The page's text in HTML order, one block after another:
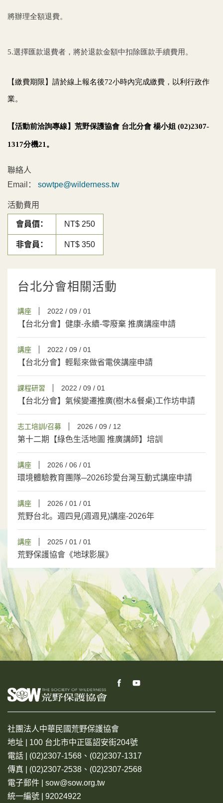
將辦理全額退費。
5.選擇匯款退費者，將於退款金額中扣除匯款手續費用。
【繳費期限】請於線上報名後72小時內完成繳費，以利行政作
業。
【活動前洽詢專線】荒野保護協會 台北分會 楊小姐 (02)2307-
1317分機21。
聯絡人
Email： sowtpe@wilderness.tw
活動費用
會員價： NT$ 250
非會員： NT$ 350
台北分會相關活動
講座 2022 / 09 / 01
【台北分會】健康-永續-零廢棄 推廣講座申請
講座 2022 / 09 / 01
【台北分會】輕鬆來做省電俠講座申請
課程研習 2022 / 09 / 01
【台北分會】氣候變遷推廣(樹木&餐桌)工作坊申請
志工培訓/召募 2026 / 09 / 12
第十二期【綠色生活地圖 推廣講師】培訓
講座 2026 / 06 / 01
環境體驗教育團隊─2026珍愛台灣互動式講座申請
講座 2026 / 01 / 01
荒野台北。週四見(週週見)講座-2026年
講座 2025 / 01 / 01
荒野保護協會《地球影展》
社團法人中華民國荒野保護協會
地址 | 100 台北市中正區詔安街204號
電話 | (02)2307-1568、(02)2307-1317
傳真 | (02)2307-2538、(02)2307-2568
電子郵件 | sow@sow.org.tw
統一編號 | 92024922